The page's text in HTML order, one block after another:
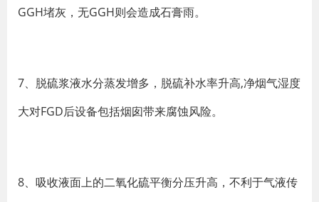
GGH堵灰，无GGH则会造成石膏雨。
7、脱硫浆液水分蒸发增多，脱硫补水率升高,净烟气湿度
大对FGD后设备包括烟囱带来腐蚀风险。
8、吸收液面上的二氧化硫平衡分压升高，不利于气液传